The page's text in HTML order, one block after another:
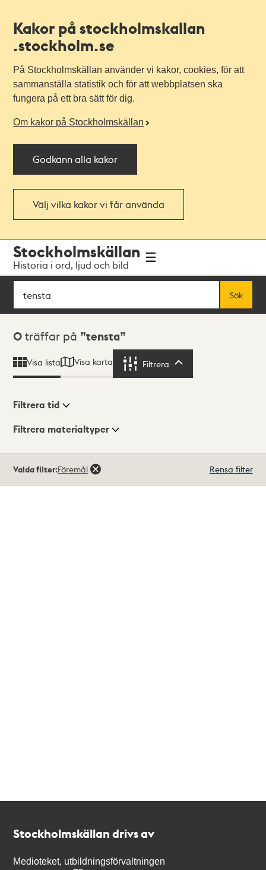
Kakor på stockholmskallan
.stockholm.se
På Stockholmskällan använder vi kakor, cookies, för att
sammanställa statistik och för att webbplatsen ska
fungera på ett bra sätt för dig.
Om kakor på Stockholmskällan
Godkänn alla kakor
Välj vilka kakor vi får använda
navigationen
huvudinnehållet
Stockholmskällan
Historia i ord, ljud och bild
Sök
Sök
Sökresultat
0 träffar på tensta
Visa lista Visa karta Filtrera
Visningsläge
Filtrera tid
Filtrera materialtyper
träffar
Valda filter:Föremål Rensa filter
Stockholmskällan drivs av
Medioteket, utbildningsförvaltningen